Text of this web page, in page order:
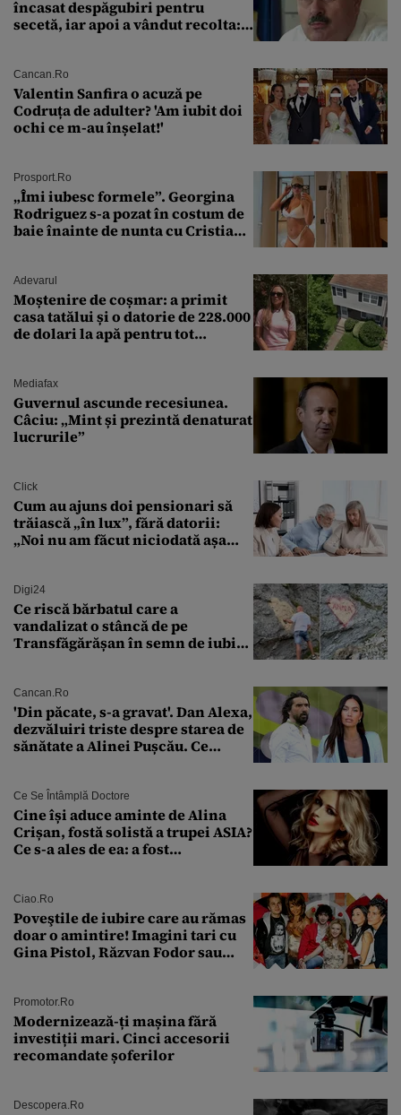
încasat despăgubiri pentru
secetă, iar apoi a vândut recolta:
Cancan.ro
Valentin Sanfira o acuză pe
Codruța de adulter? 'Am iubit doi
ochi ce m-au înșelat!'
Prosport.ro
„Îmi iubesc formele”. Georgina
Rodriguez s-a pozat în costum de
baie înainte de nunta cu Cristiano
Adevarul
Moștenire de coșmar: a primit
casa tatălui și o datorie de 228.000
de dolari la apă pentru tot
Mediafax
Guvernul ascunde recesiunea.
Câciu: „Mint și prezintă denaturat
lucrurile”
Click
Cum au ajuns doi pensionari să
trăiască „în lux”, fără datorii:
„Noi nu am făcut niciodată așa
Digi24
Ce riscă bărbatul care a
vandalizat o stâncă de pe
Transfăgărășan în semn de iubire
Cancan.ro
'Din păcate, s-a gravat'. Dan Alexa,
dezvăluiri triste despre starea de
sănătate a Alinei Pușcău. Ce
Ce Se Întâmplă Doctore
Cine își aduce aminte de Alina
Crișan, fostă solistă a trupei ASIA?
Ce s-a ales de ea: a fost
Ciao.ro
Poveştile de iubire care au rămas
doar o amintire! Imagini tari cu
Gina Pistol, Răzvan Fodor sau
Promotor.ro
Modernizează-ți mașina fără
investiții mari. Cinci accesorii
recomandate șoferilor
Descopera.ro